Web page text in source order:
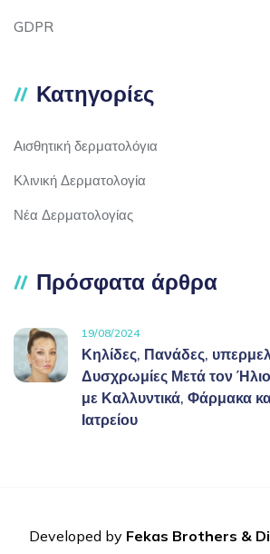
GDPR
Κατηγορίες
Αισθητική δερματολόγια
Κλινική Δερματολογία
Νέα Δερματολογίας
Πρόσφατα άρθρα
19/08/2024
Κηλίδες, Πανάδες,
Δυσχρωμίες Μετά τον
με Καλλυντικά, Φάρμακα
Ιατρείου
Developed by Fekas Brothers &